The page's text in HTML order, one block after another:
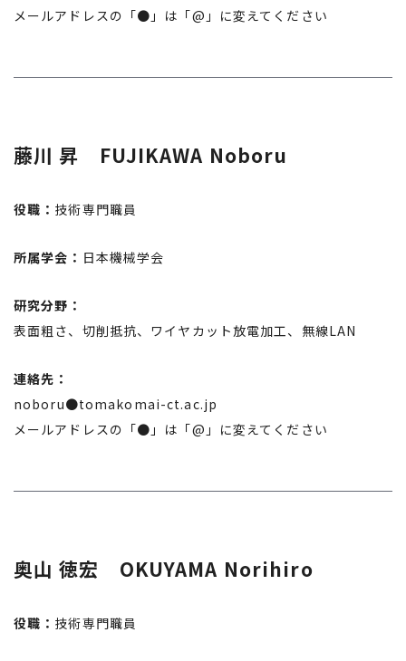
メールアドレスの「●」は「@」に変えてください
藤川 昇 FUJIKAWA Noboru
役職： 技術専門職員
所属学会： 日本機械学会
研究分野：
表面粗さ、切削抵抗、ワイヤカット放電加工、無線LAN
連絡先：
noboru●tomakomai-ct.ac.jp
メールアドレスの「●」は「@」に変えてください
奥山 徳宏 OKUYAMA Norihiro
役職： 技術専門職員